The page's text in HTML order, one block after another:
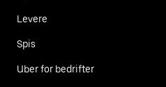
Levere
Spis
Uber for bedrifter